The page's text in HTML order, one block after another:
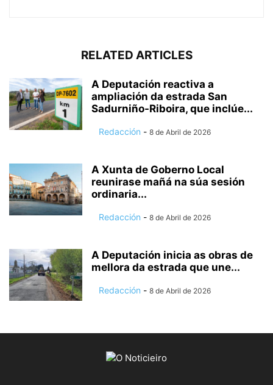
RELATED ARTICLES
A Deputación reactiva a
ampliación da estrada San
Sadurniño-Riboira, que inclúe...
Redacción - 8 de Abril de 2026
A Xunta de Goberno Local
reunirase mañá na súa sesión
ordinaria...
Redacción - 8 de Abril de 2026
A Deputación inicia as obras de
mellora da estrada que une...
Redacción - 8 de Abril de 2026